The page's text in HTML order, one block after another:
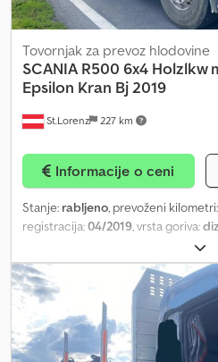
prekrito
St.Lorenz 227 km
Tovornjak za prevoz hlodovine
SCANIA R500 6x4 Holzlkw
Epsilon Kran Bj 2019
Informacije o ceni
Stanje: rabljeno, prevoženi kilometri:
registracija:04/2019, vrsta goriva:
samodejen, emisijski razred:Euro 6,
6.100 mm
, širina tovornega
klimatska naprava, parkirni grelec,
* Model: R500 * Formula osi: 6x4 *
12.742 cm³ * Letnik izdelave /
Standard emisij: Euro 6c *